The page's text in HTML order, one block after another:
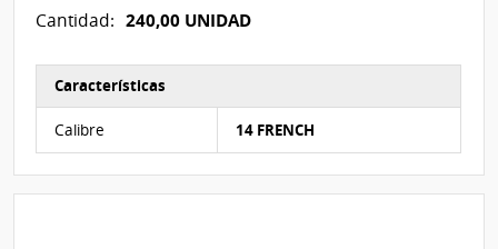
Cantidad: 240,00 UNIDAD
Características
Calibre 14 FRENCH